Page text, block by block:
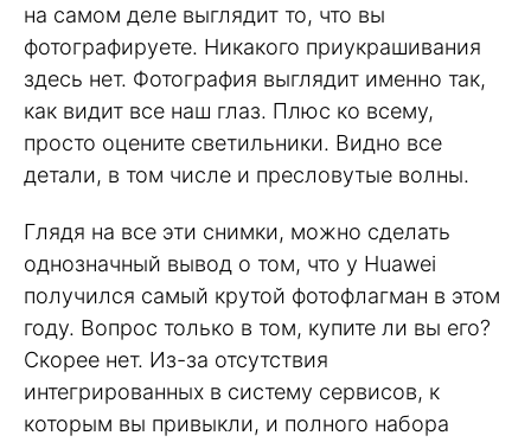
на самом деле выглядит то, что вы
фотографируете. Никакого приукрашивания
здесь нет. Фотография выглядит именно так,
как видит все наш глаз. Плюс ко всему,
просто оцените светильники. Видно все
детали, в том числе и пресловутые волны.
Глядя на все эти снимки, можно сделать
однозначный вывод о том, что у Huawei
получился самый крутой фотофлагман в этом
году. Вопрос только в том, купите ли вы его?
Скорее нет. Из-за отсутствия
интегрированных в систему сервисов, к
которым вы привыкли, и полного набора